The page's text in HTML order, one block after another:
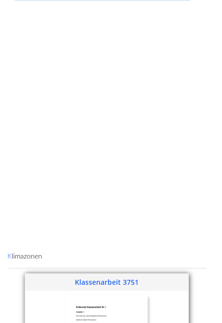
Klimazonen
Klassenarbeit 3751